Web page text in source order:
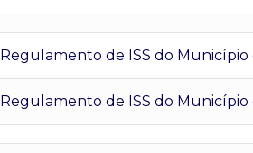
Regulamento de ISS do Município
Regulamento de ISS do Município